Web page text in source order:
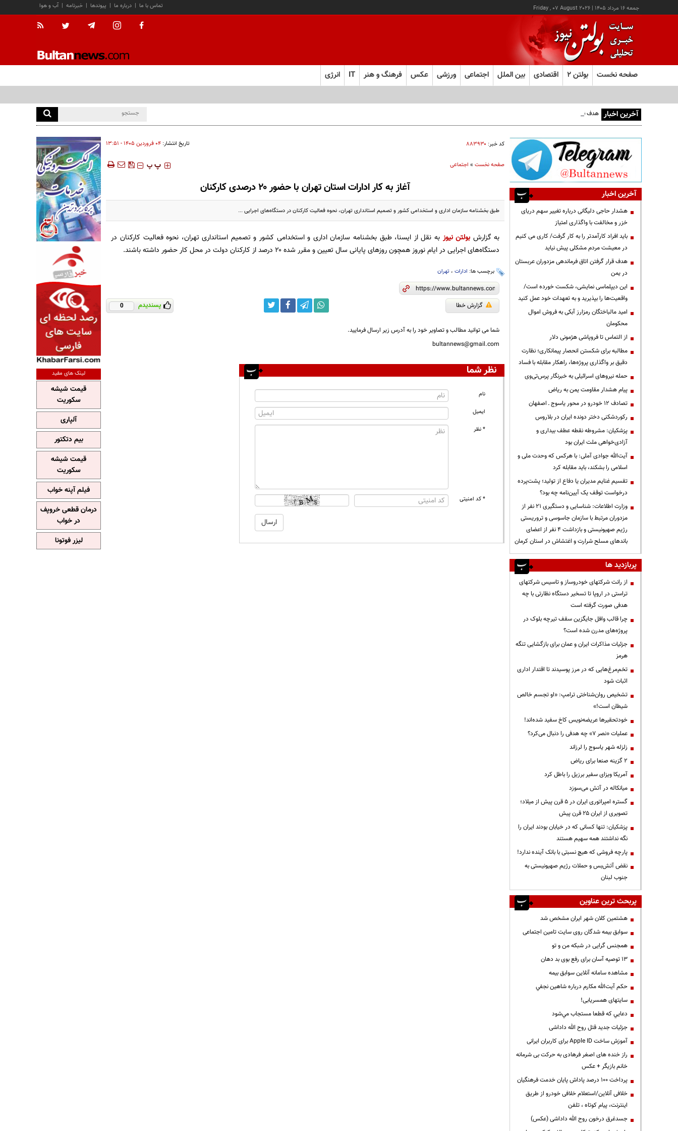
جمعه ۱۶ مرداد ۱۴۰۵ |
Friday , 07 August 2026 آب و هوا | خبرنامه | پیوندها | درباره ما | تماس با ما
صفحه نخست بولتن ۲ اقتصادی بین الملل اجتماعی ورزشی عکس فرهنگ و هنر IT انرژی
آخرین اخبار هدف قرار گرفتن اتاق‌ فرماندهی مزدوران عربستان در یمن
کد خبر: ۸۸۳۹۳۰ تاریخ انتشار: ۰۴ فروردين ۱۴۰۵ - ۱۳:۵۱
صفحه نخست» اجتماعی ‍‍‍ پ پ
آغاز به کار ادارات استان تهران با حضور ۲۰ درصدی کارکنان
طبق بخشنامه سازمان اداری و استخدامی کشور و تصمیم استانداری تهران، نحوه فعالیت کارکنان در دستگاه‌های اجرایی ...
به گزارش بولتن نیوز به نقل از ایسنا، طبق بخشنامه سازمان اداری و استخدامی کشور و تصمیم استانداری تهران، نحوه فعالیت کارکنان در
دستگاه‌های اجرایی در ایام نوروز همچون روزهای پایانی سال تعیین و مقرر شده ۲۰ درصد از کارکنان دولت در محل کار حضور داشته باشند.
برچسب ها: ادارات، تهران
گزارش خطا پسندیدم 0
شما می توانید مطالب و تصاویر خود را به آدرس زیر ارسال فرمایید.
bultannews@gmail.com
نظر شما
نام
ایمیل
* نظر
* کد امنیتی
آخرین اخبار
هشدار حاجی دلیگانی درباره تغییر سهم دریای
خزر و مخالفت با واگذاری امتیاز
باید افراد کارآمدتر را به کار گرفت/ کاری می کنیم
در معیشت مردم مشکلی پیش نیاید
هدف قرار گرفتن اتاق‌ فرماندهی مزدوران عربستان
در یمن
این دیپلماسی نمایشی، شکست خورده است/
واقعیت‌ها را بپذیرید و به تعهدات خود عمل کنید
امید مالباختگان رمزارز آبکی به فروش اموال
محکومان
از التماس تا فروپاشی هژمونی دلار
مطالبه برای شکستن انحصار پیمانکاری؛ نظارت
دقیق بر واگذاری پروژه‌ها، راهکار مقابله با فساد
حمله نیروهای اسرائیلی به خبرنگار پرس‌تی‌وی
پیام هشدار مقاومت یمن به ریاض
تصادف ۱۲ خودرو در محور یاسوج ـ اصفهان
رکوردشکنی دختر دونده ایران در بلاروس
پزشکیان: مشروطه نقطه عطف بیداری و
آزادی‌خواهی ملت ایران بود
آیت‌الله جوادی آملی: با هرکس که وحدت ملی و
اسلامی را بشکند، باید مقابله کرد
تقسیم غنایم مدیران یا دفاع از تولید؛ پشت‌پرده
درخواست توقف یک آیین‌نامه چه بود؟
وزارت اطلاعات: شناسایی و دستگیری ۲۱ نفر از
مزدوران مرتبط با سازمان جاسوسی و تروریستی
رژیم صهیونیستی و بازداشت ۴ نفر از اعضای
باندهای مسلح شرارت و اغتشاش در استان کرمان
پربازدید ها
از رانت‌ شرکتهای خودروساز و تاسیس شرکتهای
تراستی در اروپا تا تسخیر دستگاه نظارتی با چه
هدفی صورت گرفته است
چرا قالب وافل جایگزین سقف تیرچه بلوک در
پروژه‌های مدرن شده است؟
جزئیات مذاکرات ایران و عمان برای بازگشایی تنگه
هرمز
تخم‌مرغ‌هایی که در مرز پوسیدند تا اقتدار اداری
اثبات شود
تشخیص روان‌شناختی ترامپ: «او تجسم خالص
شیطان است!»
خودتحقیرها عریضه‌نویس کاخ سفید شده‌اند!
عملیات «نصر ۷» چه هدفی را دنبال می‌کرد؟
زلزله شهر یاسوج را لرزاند
۲ گزینه صنعا برای ریاض
آمریکا ویزای سفیر برزیل را باطل کرد
میانکاله در آتش می‌سوزد
گستره امپراتوری ایران در ۵ قرن پیش از میلاد؛
تصویری از ایران ۲۵ قرن پیش
پزشکیان: تنها کسانی که در خیابان بودند ایران را
نگه نداشتند همه سهیم هستند
پارچه فروشی که هیچ نسبتی با بانک آینده ندارد!
نقض آتش‌بس و حملات رژیم صهیونیستی به
جنوب لبنان
پربحث ترین عناوین
هشتمین کلان شهر ایران مشخص شد
سوابق بیمه شدگان روی سایت تامین اجتماعی
همجنس گرایی در شبکه من و تو
13 توصیه آسان برای رفع بوی بد دهان
مشاهده سامانه آنلاين سوابق بیمه
حكم آيت‌الله مكارم درباره شاهين نجفي
سایتهای همسریابی!
دعايي كه قطعا مستجاب مي‌شود
جزئیات جدید قتل روح الله داداشی
آموزش ساخت Apple ID برای کاربران ایرانی
راز خنده های اصغر فرهادی به حرکت بی شرمانه
خانم بازیگر + عکس
پرداخت ۱۰۰ درصد پاداش پایان خدمت فرهنگیان
خلافی آنلاین/استعلام خلافی خودرو از طریق
اینترنت، پیام کوتاه ، تلفن
جسدغرق درخون روح الله داداشی (عکس)
لینک های مفید
قیمت شیشه
سکوریت
آلپاری
بیم دتکتور
قیمت شیشه
سکوریت
فیلم آپنه خواب
درمان قطعی خروپف
در خواب
لیزر فوتونا